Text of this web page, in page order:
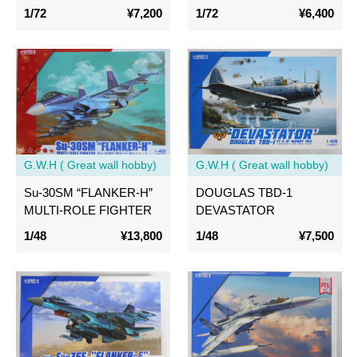
1/72
¥7,200
1/72
¥6,400
G.W.H ( Great wall hobby)
Su-30SM “FLANKER-H”
MULTI-ROLE FIGHTER
1/48
¥13,800
G.W.H ( Great wall hobby)
DOUGLAS TBD-1
DEVASTATOR
1/48
¥7,500